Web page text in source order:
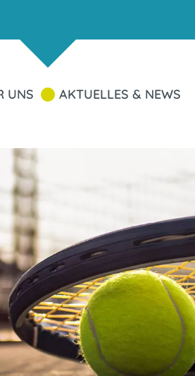
UNS AKTUELLES & NEWS